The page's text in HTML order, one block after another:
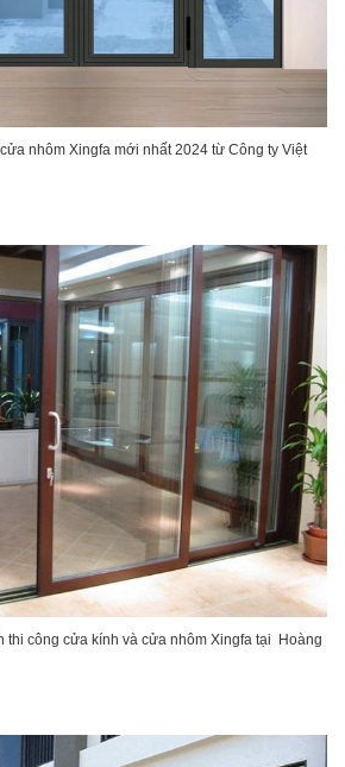
nhôm Xingfa mới nhất 2024 từ Công ty Việt
thi công cửa kính và cửa nhôm Xingfa tại Hoàng